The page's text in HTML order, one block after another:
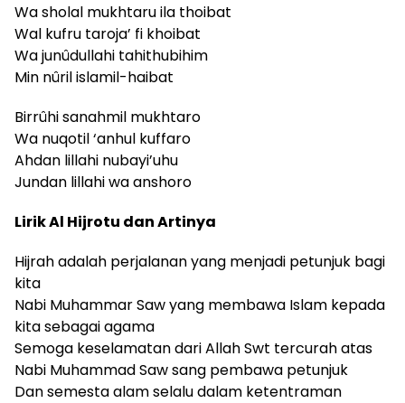
Wa sholal mukhtaru ila thoibat
Wal kufru taroja’ fi khoibat
Wa junûdullahi tahithubihim
Min nûril islamil-haibat
Birrûhi sanahmil mukhtaro
Wa nuqotil ‘anhul kuffaro
Ahdan lillahi nubayi’uhu
Jundan lillahi wa anshoro
Lirik Al Hijrotu dan Artinya
Hijrah adalah perjalanan yang menjadi petunjuk bagi
kita
Nabi Muhammar Saw yang membawa Islam kepada
kita sebagai agama
Semoga keselamatan dari Allah Swt tercurah atas
Nabi Muhammad Saw sang pembawa petunjuk
Dan semesta alam selalu dalam ketentraman